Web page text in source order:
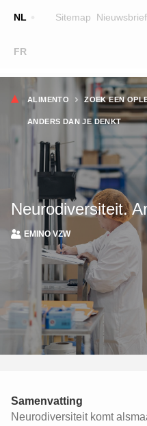
NL
FR
Sitemap Nieuwsbrief
Main
navigation
WIE ZIJN WE
TEAM
CONTACT
ZOEK
Kruimelpad
ALIMENTO ZOEK EEN
ANDERS DAN JE DENKT
Neurodiversiteit.
EMINO VZW
Samenvatting
Neurodiversiteit komt